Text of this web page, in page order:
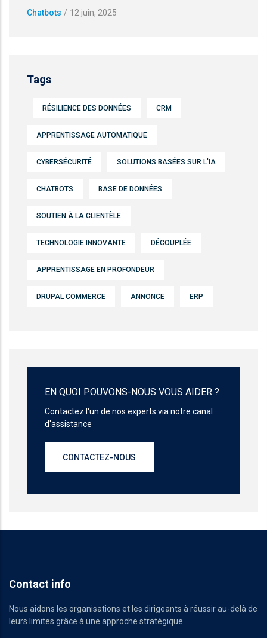
Chatbots / 12 juin, 2025
Tags
RÉSILIENCE DES DONNÉES CRM
APPRENTISSAGE AUTOMATIQUE
CYBERSÉCURITÉ SOLUTIONS BASÉES SUR L'IA
CHATBOTS BASE DE DONNÉES
SOUTIEN À LA CLIENTÈLE
TECHNOLOGIE INNOVANTE DÉCOUPLÉE
APPRENTISSAGE EN PROFONDEUR
DRUPAL COMMERCE ANNONCE ERP
EN QUOI POUVONS-NOUS VOUS AIDER ?
Contactez l'un de nos experts via notre canal
d'assistance
CONTACTEZ-NOUS
Contact info
Nous aidons les organisations et les dirigeants à réussir au-delà de
leurs limites grâce à une approche stratégique.